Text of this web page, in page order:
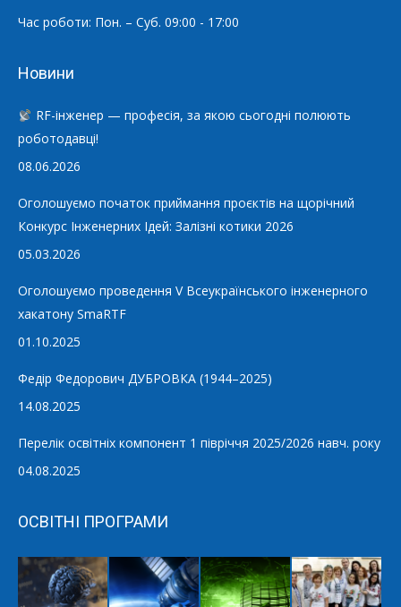
Час роботи: Пон. – Суб. 09:00 - 17:00
Новини
RF-інженер — професія, за якою сьогодні полюють
роботодавці!
08.06.2026
Оголошуємо початок приймання проєктів на щорічний
Конкурс Інженерних Ідей: Залізні котики 2026
05.03.2026
Оголошуємо проведення V Всеукраїнського інженерного
хакатону SmaRTF
01.10.2025
Федір Федорович ДУБРОВКА (1944–2025)
14.08.2025
Перелік освітніх компонент 1 півріччя 2025/2026 навч. року
04.08.2025
ОСВІТНІ ПРОГРАМИ